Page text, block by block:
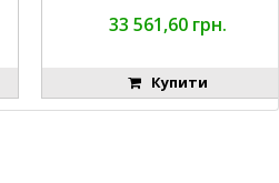
68, H137235, A72358, AA65564, A
A65566, A49917, A49918,
33 561,60 грн.
Купити